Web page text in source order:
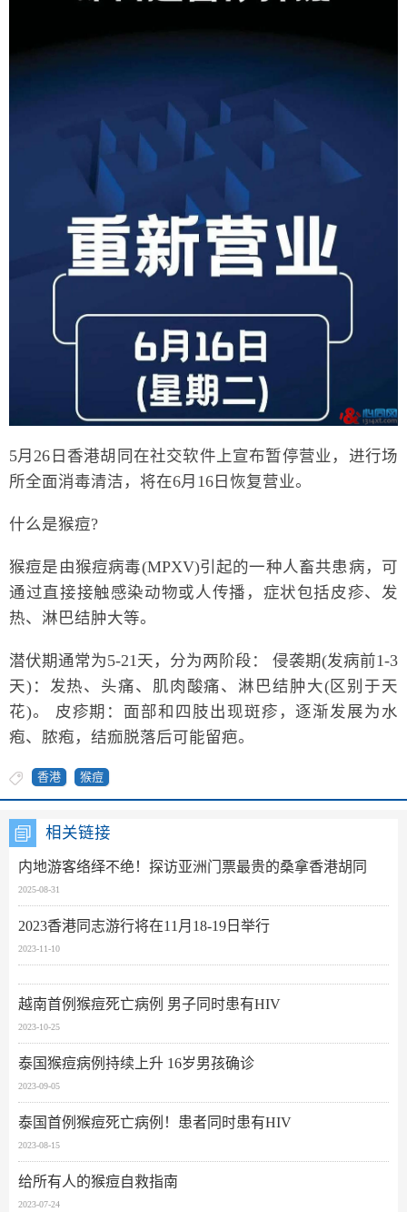
5月26日香港胡同在社交软件上宣布暂停营业，进行场
所全面消毒清洁，将在6月16日恢复营业。
什么是猴痘?
猴痘是由猴痘病毒(MPXV)引起的一种人畜共患病，可
通过直接接触感染动物或人传播，症状包括皮疹、发
热、淋巴结肿大等。
潜伏期通常为5-21天，分为两阶段： 侵袭期(发病前1-3
天)：发热、头痛、肌肉酸痛、淋巴结肿大(区别于天
花)。 皮疹期：面部和四肢出现斑疹，逐渐发展为水
疱、脓疱，结痂脱落后可能留疤。
香港 猴痘
相关链接
内地游客络绎不绝！探访亚洲门票最贵的桑拿香港胡同
2025-08-31
2023香港同志游行将在11月18-19日举行
2023-11-10
越南首例猴痘死亡病例 男子同时患有HIV
2023-10-25
泰国猴痘病例持续上升 16岁男孩确诊
2023-09-05
泰国首例猴痘死亡病例！患者同时患有HIV
2023-08-15
给所有人的猴痘自救指南
2023-07-24